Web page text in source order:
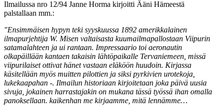
Ilmailussa nro 12/94 Janne Horma kirjoitti Ääni Hämeestä
palstallaan mm.:
"Ensimmäisen hypyn teki syyskuussa 1892 amerikkalainen
ilmapurjehtija W. Misen valtaisasta kuumailmapallostaan Viipurin
satamalahteen ja ui rantaan. Impressaario toi aeronautin
olkapäillään kantaen takaisin lähtöpaikalle Tervaniemeen, missä
viipurilaiset ottivat hänet vastaan eläköön huudoin. Kirjassa
käsitellään myös muitten pilottien ja siksi pyrkivien urotekoja,
lukekaapahan -. Ilmailun historiaan kirjoitetaan joka päivä uusia
sivuja, jokainen harrastajakin on mukana tässä työssä ihan omalla
panoksellaan. kaikenhan me kirjaamme, mitä lennämme…